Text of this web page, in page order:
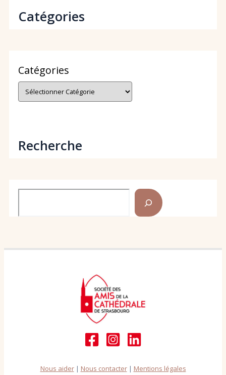
Catégories
Catégories
Recherche
Nous aider| Nous contacter| Mentions légales